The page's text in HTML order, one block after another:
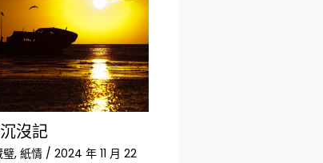
沒記
璧,紙情 /2024 年 11 月 22